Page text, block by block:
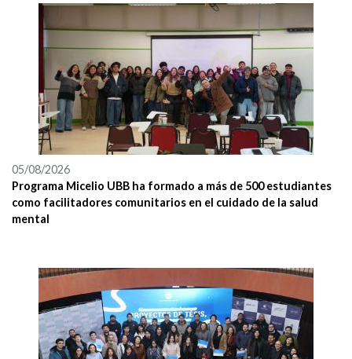
05/08/2026
Programa Micelio UBB ha formado a más de 500 estudiantes
como facilitadores comunitarios en el cuidado de la salud
mental